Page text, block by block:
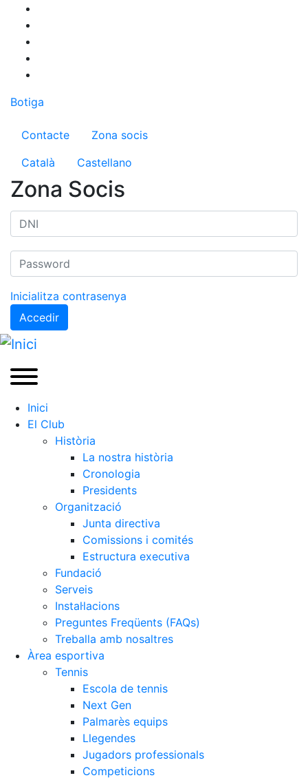
contingut
Botiga
Menú del compte d'usuari
Contacte
Zona socis
Català
Castellano
Zona Socis
Inicialitza contrasenya
Accedir
Inici
El Club
Història
La nostra història
Cronologia
Presidents
Organització
Junta directiva
Comissions i comités
Estructura executiva
Fundació
Serveis
Instal·lacions
Preguntes Freqüents (FAQs)
Treballa amb nosaltres
Àrea esportiva
Tennis
Escola de tennis
Next Gen
Palmarès equips
Llegendes
Jugadors professionals
Competicions